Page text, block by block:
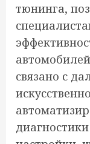
тюнинга,
связано с